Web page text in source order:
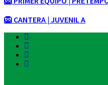
🦁 CANTERA | JUVENIL A